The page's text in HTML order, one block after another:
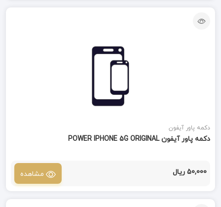
دکمه پاور آیفون
دکمه پاور آیفون POWER IPHONE 5G ORIGINAL
50,000 ریال مشاهده